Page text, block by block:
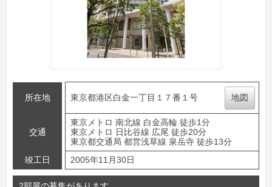
所在地 東京都港区白金一丁目１７番１号 地図
交通
東京メトロ 南北線 白金高輪 徒歩1分
東京メトロ 日比谷線 広尾 徒歩20分
東京都交通局 都営浅草線 泉岳寺 徒歩13分
竣工日
2005年11月30日